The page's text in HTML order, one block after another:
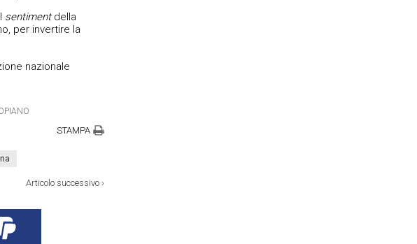
sentiment della
per invertire la
nazionale
STAMPA
Articolo successivo ›